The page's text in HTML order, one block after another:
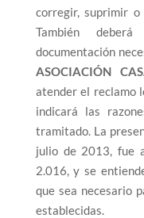
corregir, suprimir o
También
documentación
ASOCIACIÓN
atender el reclamo
indicará las
tramitado. La
julio de 2013, fue
2.016, y se
que sea necesario
establecidas.